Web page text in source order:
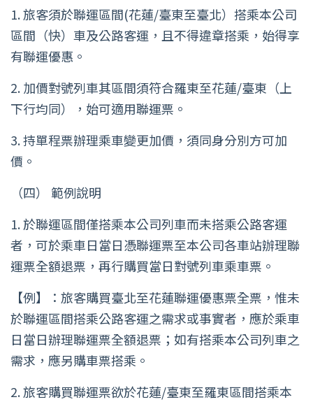
1. 旅客須於聯運區間(花蓮/臺東至臺北）搭乘本公司
區間（快）車及公路客運，且不得違章搭乘，始得享
有聯運優惠。
2. 加價對號列車其區間須符合羅東至花蓮/臺東（上
下行均同），始可適用聯運票。
3. 持單程票辦理乘車變更加價，須同身分別方可加
價。
（四） 範例說明
1. 於聯運區間僅搭乘本公司列車而未搭乘公路客運
者，可於乘車日當日憑聯運票至本公司各車站辦理聯
運票全額退票，再行購買當日對號列車乘車票。
【例】：旅客購買臺北至花蓮聯運優惠票全票，惟未
於聯運區間搭乘公路客運之需求或事實者，應於乘車
日當日辦理聯運票全額退票；如有搭乘本公司列車之
需求，應另購車票搭乘。
2. 旅客購買聯運票欲於花蓮/臺東至羅東區間搭乘本